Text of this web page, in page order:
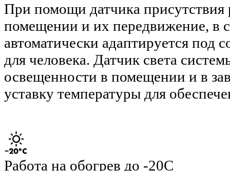
При помощи датчика присутствия
помещении и их передвижение, в
автоматически адаптируется под
для человека. Датчик света
освещенности в помещении и в
уставку температуры для
Работа на обогрев до -20С